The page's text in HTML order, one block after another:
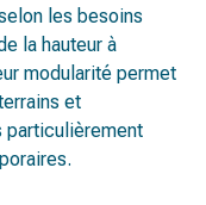
les besoins
la hauteur à
modularité permet
et
particulièrement